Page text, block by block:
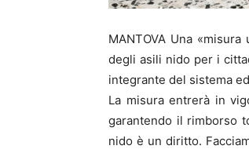
MANTOVA Una
degli asili nido per i
integrante del sistema
La misura entrerà in
garantendo il rimborso
nido è un diritto.